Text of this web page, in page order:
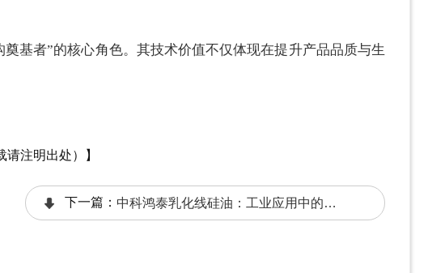
基者”的核心角色。其技术价值不仅体现在提升产品品质与生
注明出处）】
下一篇： 中科鸿泰乳化线硅油：工业应用中的关键助剂